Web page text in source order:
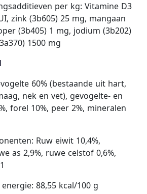
per kg: Vitamine D3
zink (3b605) 25 mg, mangaan
(3b405) 1 mg, jodium (3b202)
1500 mg
60% (bestaande uit hart,
nek en vet), gevogelte- en
forel 10%, peer 2%, mineralen
Ruw eiwit 10,4%,
as 2,9%, ruwe celstof 0,6%,
88,55 kcal/100 g